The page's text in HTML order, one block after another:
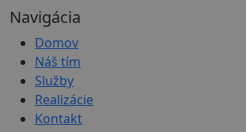
Navigácia
Domov
Náš tím
Služby
Realizácie
Kontakt